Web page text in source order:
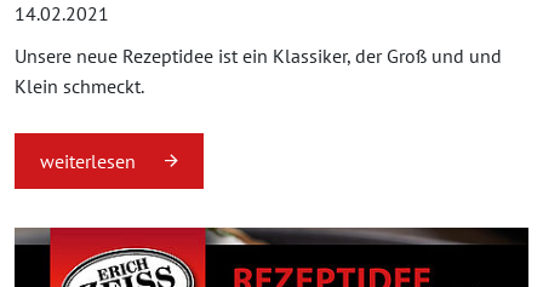
14.02.2021
Unsere neue Rezeptidee ist ein Klassiker, der Groß und und
Klein schmeckt.
weiterlesen